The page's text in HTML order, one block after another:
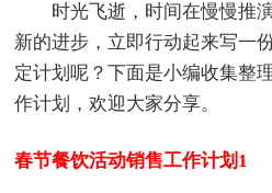
时光飞逝，时间在慢慢推
新的进步，立即行动起来写一
定计划呢？下面是小编收集整
作计划，欢迎大家分享。
春节餐饮活动销售工作计划1